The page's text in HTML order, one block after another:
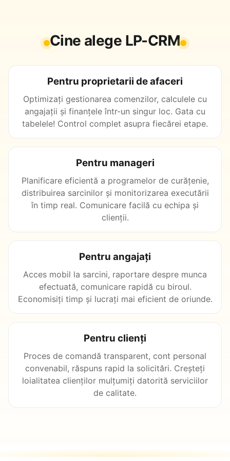
Cine alege LP-CRM
Pentru proprietarii de afaceri
Optimizați gestionarea comenzilor, calculele cu
angajații și finanțele într-un singur loc. Gata cu
tabelele! Control complet asupra fiecărei etape.
Pentru manageri
Planificare eficientă a programelor de curățenie,
distribuirea sarcinilor și monitorizarea executării
în timp real. Comunicare facilă cu echipa și
clienții.
Pentru angajați
Acces mobil la sarcini, raportare despre munca
efectuată, comunicare rapidă cu biroul.
Economisiți timp și lucrați mai eficient de oriunde.
Pentru clienți
Proces de comandă transparent, cont personal
convenabil, răspuns rapid la solicitări. Creșteți
loialitatea clienților mulțumiți datorită serviciilor
de calitate.